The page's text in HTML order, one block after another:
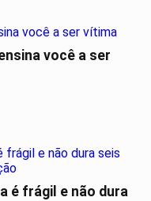
você a ser
é frágil e não dura